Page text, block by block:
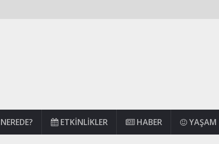
NEREDE? ETKINLIKLER HABER YAŞAM